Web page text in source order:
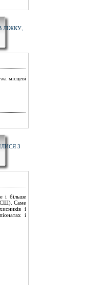
ЛІЖКУ,
місцеві
З
і більше
Саме
і
і